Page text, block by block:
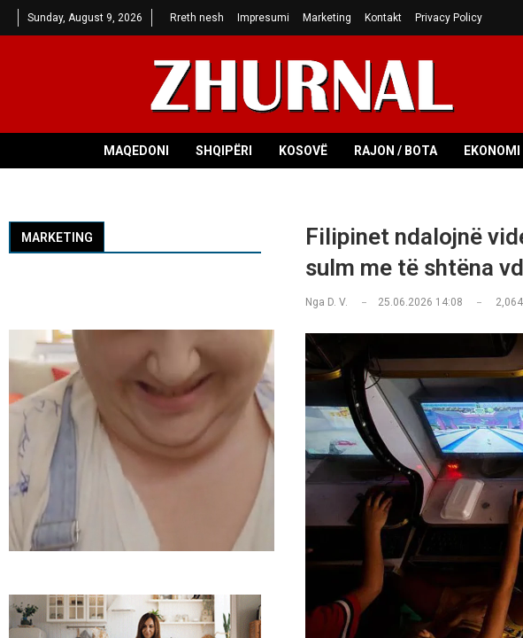
Sunday, August 9, 2026 Rreth nesh Impresumi Marketing Kontakt Privacy Policy
MAQEDONI SHQIPËRI KOSOVË RAJON / BOTA EKONOMI
Filipinet ndalojnë
sulm me të shtëna
Nga D. V. 25.06.2026 14:08 2,064
MARKETING